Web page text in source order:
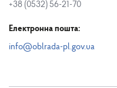
+38 (0532) 56-21-70
Електронна пошта:
info@oblrada-pl.gov.ua